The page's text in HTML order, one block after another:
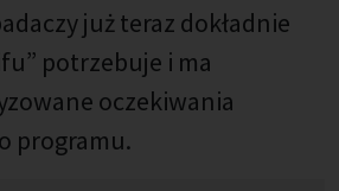
już teraz dokładnie
potrzebuje i ma
oczekiwania
programu.